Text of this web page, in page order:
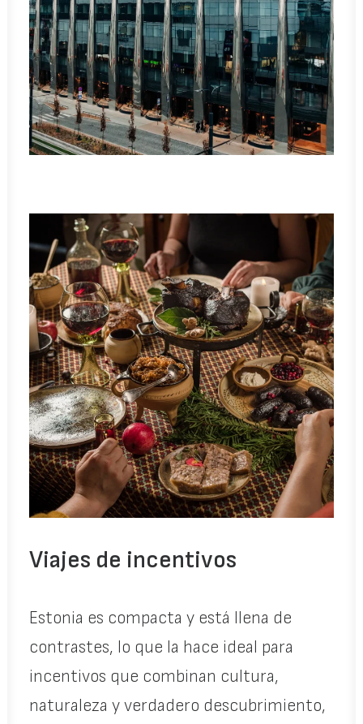
Viajes de incentivos
Estonia es compacta y está llena de
contrastes, lo que la hace ideal para
incentivos que combinan cultura,
naturaleza y verdadero descubrimiento,